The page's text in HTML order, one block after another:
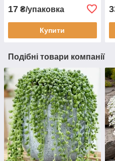
17 ₴/упаковка
Купити
Подібні товари компанії